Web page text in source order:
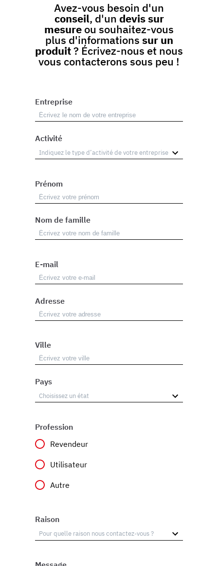
Avez-vous besoin d'un
conseil, d'un devis sur
mesure ou souhaitez-vous
plus d'informations sur un
produit? Écrivez-nous et nous
vous contacterons sous peu !
Entreprise
Activité
Prénom
Nom de famille
E-mail
Adresse
Ville
Pays
Profession
Revendeur
Utilisateur
Autre
Raison